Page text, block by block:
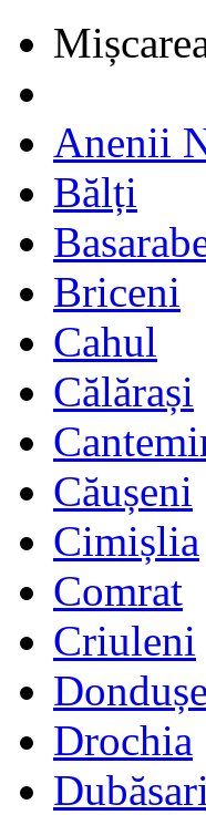
Anenii
Bălți
Briceni
Cahul
Călărași
Căușeni
Cimișlia
Comrat
Criuleni
Drochia
Dubăsari